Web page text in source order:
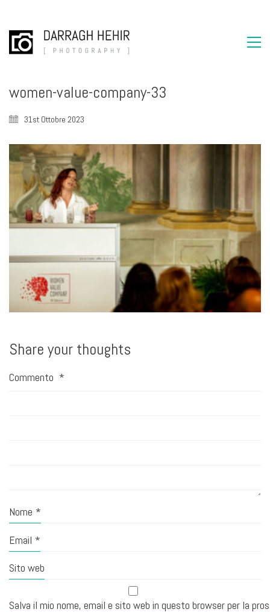
women-value-company-33
31st Ottobre 2023
Share your thoughts
Commento *
Nome *
Email *
Sito web
Salva il mio nome, email e sito web in questo browser per la